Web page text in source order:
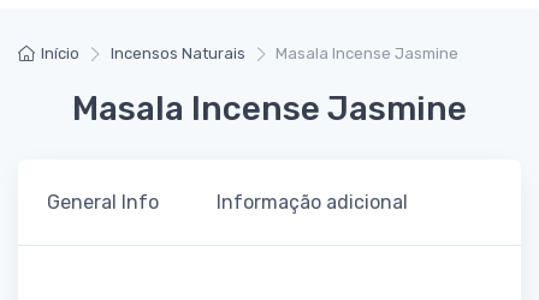
Início Incensos Naturais Masala Incense Jasmine
Masala Incense Jasmine
General Info Informação adicional